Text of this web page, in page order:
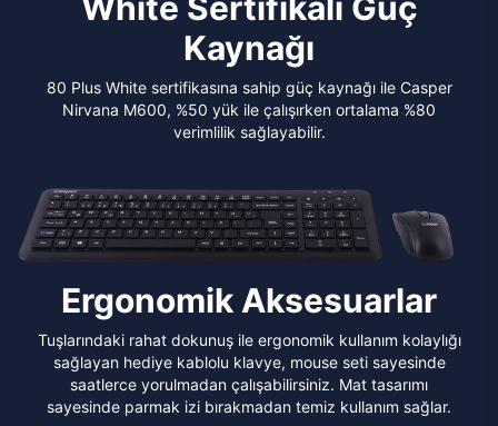
Kaynağı
80 Plus White sertifikasına sahip güç kaynağı ile Casper
Nirvana M600, %50 yük ile çalışırken ortalama %80
verimlilik sağlayabilir.
Ergonomik Aksesuarlar
Tuşlarındaki rahat dokunuş ile ergonomik kullanım kolaylığı
sağlayan hediye kablolu klavye, mouse seti sayesinde
saatlerce yorulmadan çalışabilirsiniz. Mat tasarımı
sayesinde parmak izi bırakmadan temiz kullanım sağlar.